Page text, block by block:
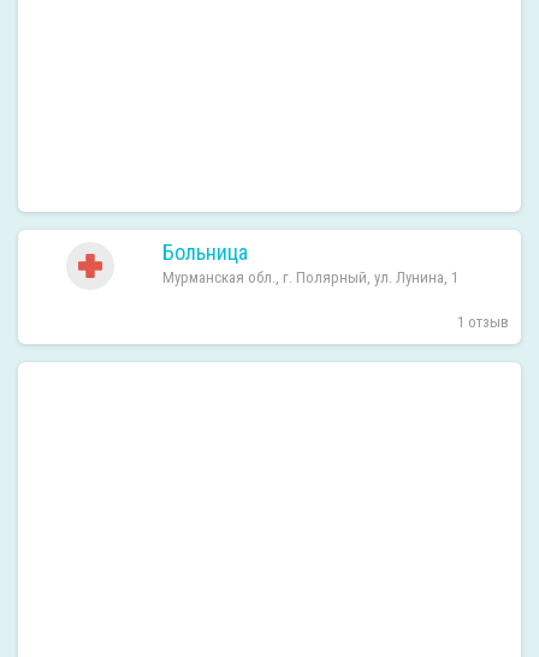
Больница
Мурманская обл., г. Полярный, ул. Лунина, 1
1 отзыв